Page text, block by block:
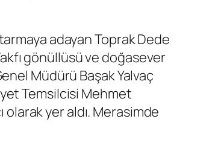
adayan Toprak Dede
gönüllüsü ve doğasever
Müdürü Başak Yalvaç
Temsilcisi Mehmet
yer aldı. Merasimde